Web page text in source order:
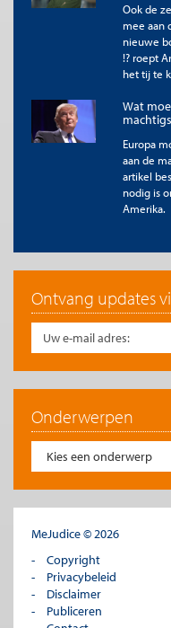
Ook de
mee aan
nieuwe
!? roept
het tij te
Wat
Europa
aan de
artikel
nodig is
Amerika.
Ontvang updates
Onderwerpen
MeJudice © 2026
Copyright
Privacybeleid
Disclaimer
Publiceren